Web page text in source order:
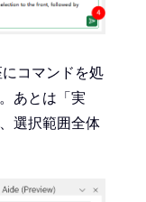
コマンドを処
あとは「実
選択範囲全体